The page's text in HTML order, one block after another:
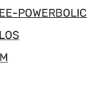
POWERBOLIC